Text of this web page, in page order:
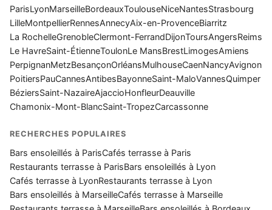
ParisLyonMarseilleBordeauxToulouseNiceNantesStrasbourg
LilleMontpellierRennesAnnecyAix-en-ProvenceBiarritz
La RochelleGrenobleClermont-FerrandDijonToursAngersReims
Le HavreSaint-ÉtienneToulonLe MansBrestLimogesAmiens
PerpignanMetzBesançonOrléansMulhouseCaenNancyAvignon
PoitiersPauCannesAntibesBayonneSaint-MaloVannesQuimper
BéziersSaint-NazaireAjaccioHonfleurDeauville
Chamonix-Mont-BlancSaint-TropezCarcassonne
RECHERCHES POPULAIRES
Bars ensoleillés à ParisCafés terrasse à Paris
Restaurants terrasse à ParisBars ensoleillés à Lyon
Cafés terrasse à LyonRestaurants terrasse à Lyon
Bars ensoleillés à MarseilleCafés terrasse à Marseille